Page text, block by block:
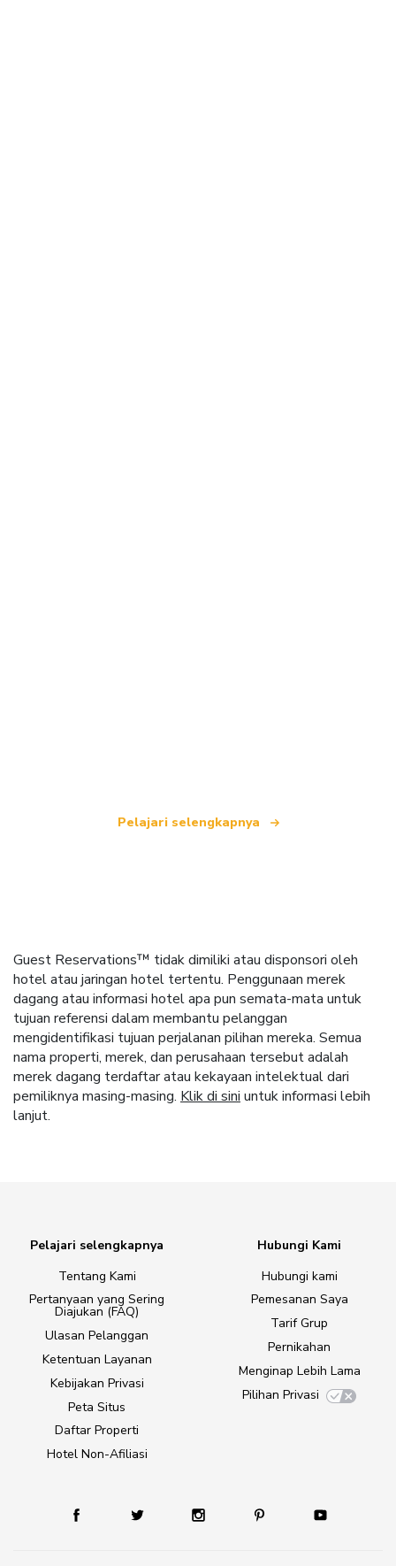
Pelajari selengkapnya
Guest Reservations™ tidak dimiliki atau disponsori oleh
hotel atau jaringan hotel tertentu. Penggunaan merek
dagang atau informasi hotel apa pun semata-mata untuk
tujuan referensi dalam membantu pelanggan
mengidentifikasi tujuan perjalanan pilihan mereka. Semua
nama properti, merek, dan perusahaan tersebut adalah
merek dagang terdaftar atau kekayaan intelektual dari
pemiliknya masing-masing. Klik di sini untuk informasi lebih
lanjut.
Pelajari selengkapnya
Tentang Kami
Pertanyaan yang Sering
Diajukan (FAQ)
Ulasan Pelanggan
Ketentuan Layanan
Kebijakan Privasi
Peta Situs
Daftar Properti
Hotel Non-Afiliasi
Hubungi Kami
Hubungi kami
Pemesanan Saya
Tarif Grup
Pernikahan
Menginap Lebih Lama
Pilihan Privasi